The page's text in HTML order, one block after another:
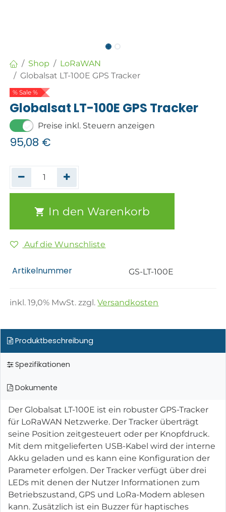
Shop
LoRaWAN
Globalsat LT-100E GPS Tracker
% Sale %
Globalsat LT-100E GPS Tracker
Preise inkl. Steuern anzeigen
95,08 €
In den Warenkorb
Auf die Wunschliste
Artikelnummer GS-LT-100E
inkl.19,0% MwSt. zzgl.Versandkosten
Produktbeschreibung
Spezifikationen
Dokumente
Der Globalsat LT-100E ist ein robuster GPS-Tracker
für LoRaWAN Netzwerke. Der Tracker überträgt
seine Position zeitgesteuert oder per Knopfdruck.
Mit dem mitgelieferten USB-Kabel wird der interne
Akku geladen und es kann eine Konfiguration der
Parameter erfolgen. Der Tracker verfügt über drei
LEDs mit denen der Nutzer Informationen zum
Betriebszustand, GPS und LoRa-Modem ablesen
kann. Zusätzlich ist ein Buzzer für haptisches